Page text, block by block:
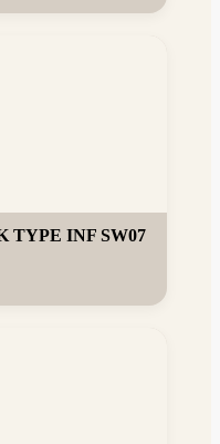
TYPE INF SW07